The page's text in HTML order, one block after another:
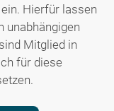
Hierfür lassen
unabhängigen
Mitglied in
für diese